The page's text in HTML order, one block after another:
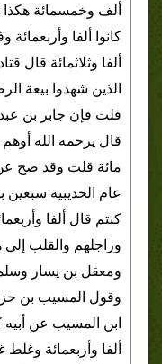
ألف وخمسمائة
كانوا ألفا
ألفا وثلاثمائة
الذين شهدوا بيعة
قلت فإن جابر بن عبد
قال يرحمه الله
مائة قلت وقد صح عن
عام الحديبية سبعين
كنتم قال ألفا
وراجلهم والقلب
ومعقل بن يسار
وقول المسيب بن
ابن المسيب عن
ألفا وأربعمائة